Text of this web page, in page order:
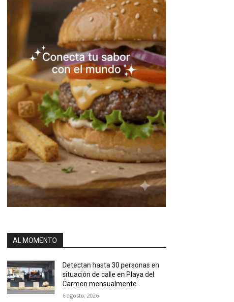
AL MOMENTO
Detectan hasta 30 personas en
situación de calle en Playa del
Carmen mensualmente
6 agosto, 2026